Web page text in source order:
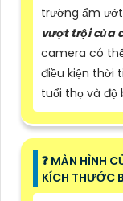
trường ẩm
vượt trội của
camera có
điều kiện thời
tuổi thọ và độ
️❓ MÀN HÌNH
KÍCH THƯỚC